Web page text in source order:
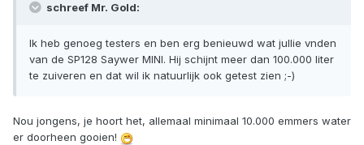
schreef Mr. Gold:
Ik heb genoeg testers en ben erg benieuwd wat jullie vnden
van de SP128 Saywer MINI. Hij schijnt meer dan 100.000 liter
te zuiveren en dat wil ik natuurlijk ook getest zien ;-)
Nou jongens, je hoort het, allemaal minimaal 10.000 emmers water
er doorheen gooien!